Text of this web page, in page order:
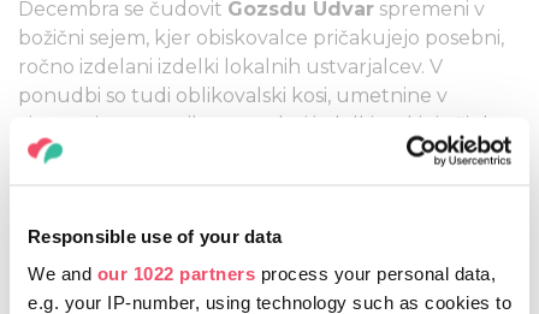
Responsible use of your data
We and our 1022 partners process your personal data,
e.g. your IP-number, using technology such as cookies to
Decembra se čudovit Gozsdu Udvar spremeni v
božični sejem, kjer obiskovalce pričakujejo posebni,
ročno izdelani izdelki lokalnih ustvarjalcev. V
ponudbi so tudi oblikovalski kosi, umetnine v
vintage in retro stilu, uporabni izdelki, nakit iz čipke
in poldragih kamnov ter unikatni spominki.
priložnost za tiste, ki namesto množično
proizvedenih izdelkov iščejo nekaj posebnega kot so
personalizirana darila, hkrati pa s svojim nakupom